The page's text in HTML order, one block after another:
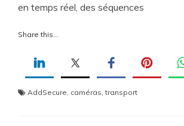
en temps réel, des séquences
Share this...
AddSecure caméras ,transport